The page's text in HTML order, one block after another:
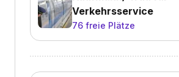
Verkehrsservice
76 freie Plätze